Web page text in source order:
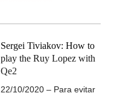
Sergei Tiviakov: How to
play the Ruy Lopez with
Qe2
22/10/2020 – Para evitar